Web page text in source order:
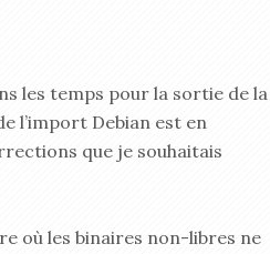
les temps pour la sortie de la
l’import Debian est en
que je souhaitais
où les binaires non-libres ne